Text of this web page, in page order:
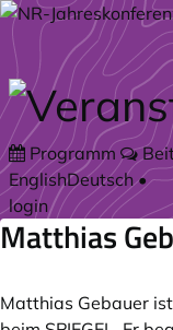
Zum Hauptteil
Programm
EnglishDeutsch•
login
Matthias
Matthias Gebauer